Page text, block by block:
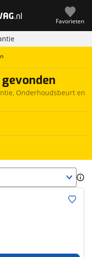
Favorieten
Onderhoudsbeurt en